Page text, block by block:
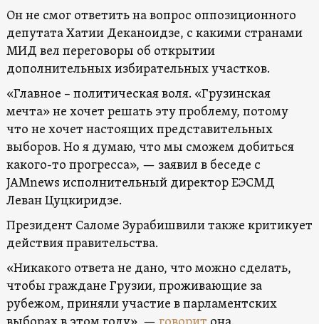
Он не смог ответить на вопрос оппозиционного
депутата Хатии Деканоидзе, с какими странами
МИД вел переговоры об открытии
дополнительных избирательных участков.
«Главное – политическая воля. «Грузинская
мечта» не хочет решать эту проблему, потому
что не хочет настоящих представительных
выборов. Но я думаю, что мы сможем добиться
какого-то прогресса», — заявил в беседе с
JAMnews исполнительный директор ЕЭСМД
Леван Цуцкиридзе.
Президент Саломе Зурабишвили также критикует
действия правительства.
«Никакого ответа не дано, что можно сделать,
чтобы граждане Грузии, проживающие за
рубежом, приняли участие в парламентских